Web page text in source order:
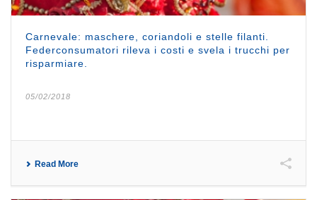
Carnevale: maschere, coriandoli e stelle filanti.
Federconsumatori rileva i costi e svela i trucchi per
risparmiare.
05/02/2018
Read More